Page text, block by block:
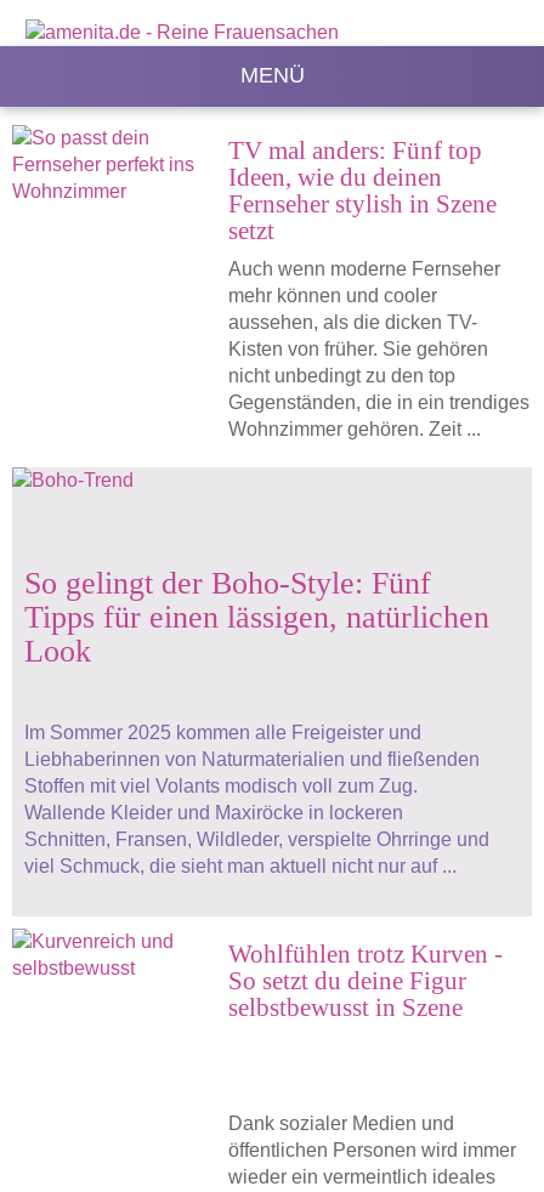
MENÜ
TV mal anders: Fünf top
Ideen, wie du deinen
Fernseher stylish in Szene
setzt
Auch wenn moderne Fernseher
mehr können und cooler
aussehen, als die dicken TV-
Kisten von früher. Sie gehören
nicht unbedingt zu den top
Gegenständen, die in ein trendiges
Wohnzimmer gehören. Zeit ...
So gelingt der Boho-Style: Fünf
Tipps für einen lässigen, natürlichen
Look
Im Sommer 2025 kommen alle Freigeister und
Liebhaberinnen von Naturmaterialien und fließenden
Stoffen mit viel Volants modisch voll zum Zug.
Wallende Kleider und Maxiröcke in lockeren
Schnitten, Fransen, Wildleder, verspielte Ohrringe und
viel Schmuck, die sieht man aktuell nicht nur auf ...
Wohlfühlen trotz Kurven -
So setzt du deine Figur
selbstbewusst in Szene
Dank sozialer Medien und
öffentlichen Personen wird immer
wieder ein vermeintlich ideales